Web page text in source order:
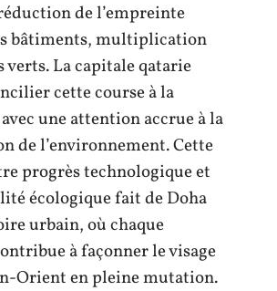
de l’empreinte
bâtiments, multiplication
verts. La capitale qatarie
cette course à la
une attention accrue à la
de l’environnement. Cette
progrès technologique et
écologique fait de Doha
urbain, où chaque
à façonner le visage
Orient en pleine mutation.